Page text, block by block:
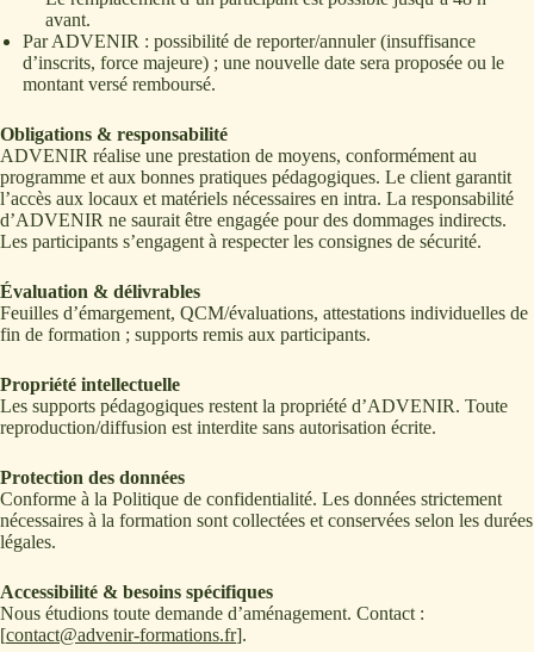
avant.
Par ADVENIR : possibilité de reporter/annuler (insuffisance
d’inscrits, force majeure) ; une nouvelle date sera proposée ou le
montant versé remboursé.
Obligations & responsabilité
ADVENIR réalise une prestation de moyens, conformément au
programme et aux bonnes pratiques pédagogiques. Le client garantit
l’accès aux locaux et matériels nécessaires en intra. La responsabilité
d’ADVENIR ne saurait être engagée pour des dommages indirects.
Les participants s’engagent à respecter les consignes de sécurité.
Évaluation & délivrables
Feuilles d’émargement, QCM/évaluations, attestations individuelles de
fin de formation ; supports remis aux participants.
Propriété intellectuelle
Les supports pédagogiques restent la propriété d’ADVENIR. Toute
reproduction/diffusion est interdite sans autorisation écrite.
Protection des données
Conforme à la Politique de confidentialité. Les données strictement
nécessaires à la formation sont collectées et conservées selon les durées
légales.
Accessibilité & besoins spécifiques
Nous étudions toute demande d’aménagement. Contact :
[contact@advenir-formations.fr].